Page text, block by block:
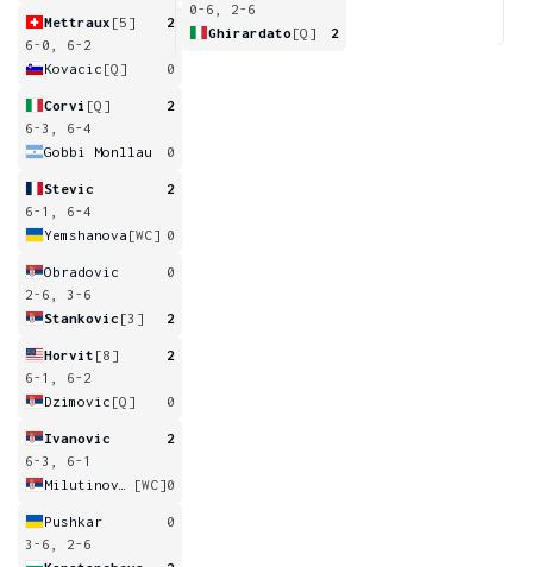
Mettraux [5]
2
6-0, 6-2
Kovacic [Q] 0
Corvi [Q]
2
6-3, 6-4
Gobbi Monllau
0
Stevic
2
6-1, 6-4
Yemshanova [WC] 0
Obradovic
0
2-6, 3-6
Stankovic [3] 2
Horvit [8]
2
6-1, 6-2
Dzimovic [Q] 0
Ivanovic
2
6-3, 6-1
[WC]0
Pushkar
0
3-6, 2-6
0-6, 2-6
Ghirardato [Q] 2